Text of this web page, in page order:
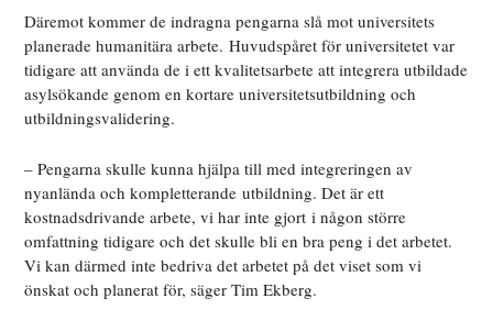
Däremot kommer de indragna pengarna slå mot universitets
planerade humanitära arbete.Huvudspåret för universitetet var
tidigare att använda de i ett kvalitetsarbete att integrera utbildade
asylsökande genom en kortare universitetsutbildning och
utbildningsvalidering.
– Pengarna skulle kunna hjälpa till med integreringen av
nyanlända och kompletterande utbildning. Det är ett
kostnadsdrivande arbete, vi har inte gjorti någon större
omfattningtidigare och det skulle bli en bra peng i det arbetet.
Vi kan därmed inte bedriva det arbetetpå det viset som vi
önskat och planerat för, säger Tim Ekberg.